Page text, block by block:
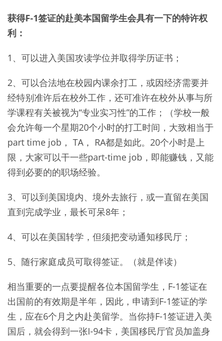
获得F-1签证的赴美本国留学生会具有一下的特许权
利：
1、可以进入美国攻读学位并取得学历证书；
2、可以合法地在校园内课余打工，或因经济需要并
经特别准许后在校外工作，还可准许在校外从事与所
学课程有关被视为“专业实习性”的工作；（学校一般
会允许每一个星期20个小时的打工时间，大致相当于
part time job， TA， RA都是如此。20个小时是上
限，大家可以干一些part-time job，即能赚钱，又能
得到必要的的职场经验。
3、可以到美国境内、境外去旅行，或一直留在美国
直到完成学业，最长可呆8年；
4、可以在美国转学，但须把变动通知移民厅；
5、随行家庭成员可取得签证。（就是伴读）
相当重要的一点要提醒各位本国留学生，F-1签证在
出国前的有效期是半年，因此，申请到F-1签证的学
生，应在6个月之内赴美留学。当你持F-1签证进入美
国后，就会得到一张I-94卡，美国移民厅官员加盖身